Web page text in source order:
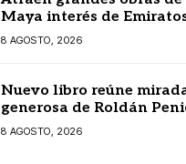
Maya interés de
8 AGOSTO, 2026
Nuevo libro reúne
generosa de Roldán
8 AGOSTO, 2026